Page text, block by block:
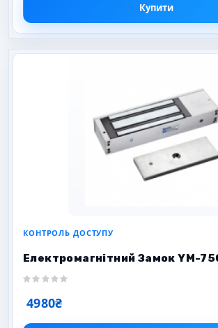
Купити
КОНТРОЛЬ ДОСТУПУ
Електромагнітний Замок YM-
4980₴